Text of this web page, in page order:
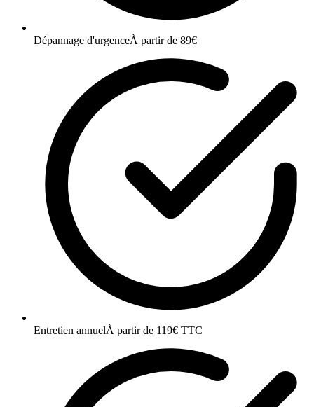
Dépannage d'urgenceÀ partir de 89€
Entretien annuelÀ partir de 119€ TTC